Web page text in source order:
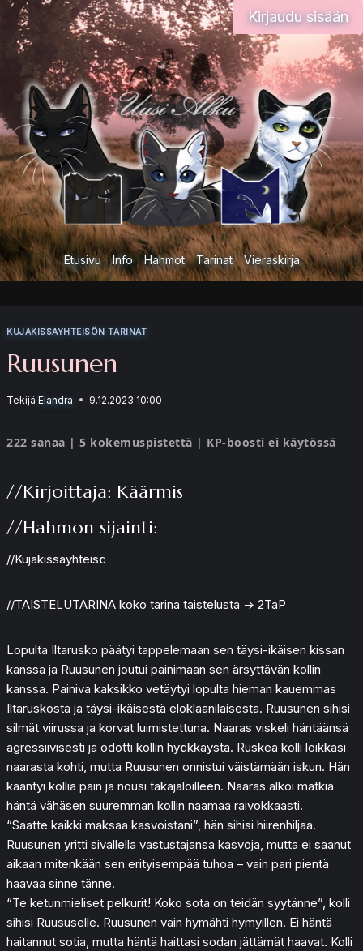
Siirry
sisältöön
Kirjaudu sisään
Etusivu Info Hahmot Tarinat Vieraskirja
KUJAKISSAYHTEISÖN TARINAT
Ruusunen
Tekijä Elandra 9.12.2023 10:00
222 sanaa | 5 kokemuspistettä | KP-boosti ei käytössä
//Kirjoittaja: Käärmis
//Hahmon sijainti:
//Kujakissayhteisö
//TAISTELUTARINA koko tarina taistelusta -> 2TaP
Lopulta Iltarusko päätyi tappelemaan sen täysi-ikäisen kissan
kanssa ja Ruusunen joutui painimaan sen ärsyttävän kollin
kanssa. Painiva kaksikko vetäytyi lopulta hieman kauemmas
Iltaruskosta ja täysi-ikäisestä eloklaanilaisesta. Ruusunen sihisi
silmät viirussa ja korvat luimistettuna. Naaras viskeli häntäänsä
agressiivisesti ja odotti kollin hyökkäystä. Ruskea kolli loikkasi
naarasta kohti, mutta Ruusunen onnistui väistämään iskun. Hän
kääntyi kollia päin ja nousi takajaloilleen. Naaras alkoi mätkiä
häntä vähäsen suuremman kollin naamaa raivokkaasti.
“Saatte kaikki maksaa kasvoistani”, hän sihisi hiirenhiljaa.
Ruusunen yritti sivallella vastustajansa kasvoja, mutta ei saanut
aikaan mitenkään sen erityisempää tuhoa – vain pari pientä
haavaa sinne tänne.
“Te ketunmieliset pelkurit! Koko sota on teidän syytänne”, kolli
sihisi Ruususelle. Ruusunen vain hymähti hymyillen. Ei häntä
haitannut sotia, mutta häntä haittasi sodan jättämät haavat. Kolli